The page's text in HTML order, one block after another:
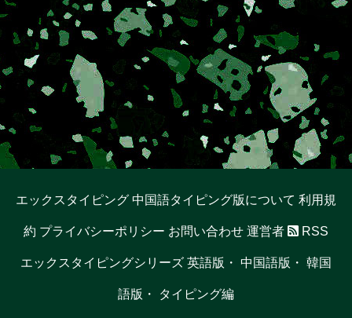
エックスタイピング 中国語タイピング版について 利用規
約 プライバシーポリシー お問い合わせ 運営者 RSS
エックスタイピングシリーズ 英語版 ・ 中国語版 ・ 韓国
語版 ・ タイピング編